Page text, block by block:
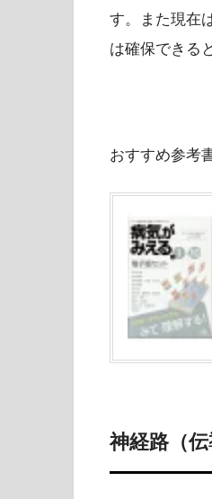
す。また現在
は確保できる
おすすめ参考
神経路（伝